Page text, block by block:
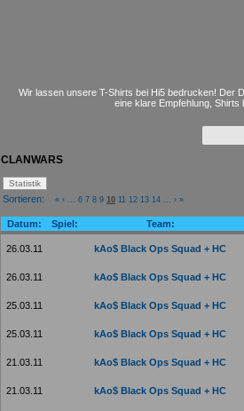
Wir lassen unsere T-Shirts bei Hi5 bedrucken! Der
eine klare Empfehlung,
CLANWARS
Sortieren: « ‹ 6 7 8 9 10 11 12 13 14 › »
Datum: Spiel: Team:
26.03.11 kAo$ Black Ops Squad + HC
26.03.11 kAo$ Black Ops Squad + HC
25.03.11 kAo$ Black Ops Squad + HC
25.03.11 kAo$ Black Ops Squad + HC
21.03.11 kAo$ Black Ops Squad + HC
21.03.11 kAo$ Black Ops Squad + HC